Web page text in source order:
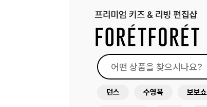
던스 수영복 보보